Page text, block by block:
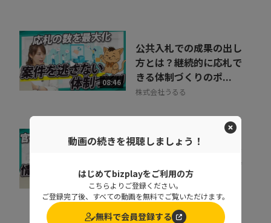
08:46
公共入札での成果の出し
方とは？継続的に応札で
きる体制づくりのポ...
株式会社うるる
09:11
公共営業のコツとは？入
札公示前の情報から提案
機会を見つける方法
株式会社うるる
動画の続きを視聴しましょう！
はじめてbizplayをご利用の方
こちらよりご登録ください。
ご登録完了後、すべての動画を無料でご覧いただけます。
無料で会員登録する